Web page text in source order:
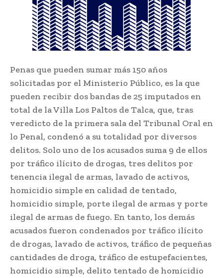
Penas que pueden sumar más 150 años
solicitadas por el Ministerio Público, es la que
pueden recibir dos bandas de 25 imputados en
total de la Villa Los Paltos de Talca, que, tras
veredicto de la primera sala del Tribunal Oral en
lo Penal, condenó a su totalidad por diversos
delitos. Solo uno de los acusados suma 9 de ellos
por tráfico ilícito de drogas, tres delitos por
tenencia ilegal de armas, lavado de activos,
homicidio simple en calidad de tentado,
homicidio simple, porte ilegal de armas y porte
ilegal de armas de fuego. En tanto, los demás
acusados fueron condenados por tráfico ilícito
de drogas, lavado de activos, tráfico de pequeñas
cantidades de droga, tráfico de estupefacientes,
homicidio simple, delito tentado de homicidio